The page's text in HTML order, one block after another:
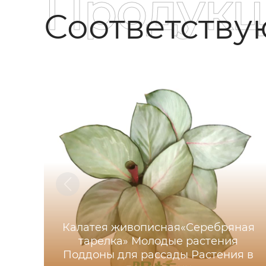
Калатея живописная«Серебряная
тарелка» Молодые растения
Поддоны для рассады Растения в